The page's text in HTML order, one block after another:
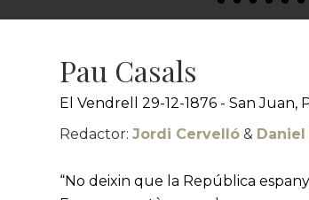
Pau Casals
El Vendrell 29-12-1876 - San Juan,
Redactor:Jordi Cervelló & Daniel
“No deixin que la República